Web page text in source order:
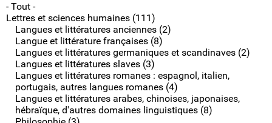
- Tout -
Lettres et sciences humaines (111)
Langues et littératures anciennes (2)
Langue et littérature françaises (8)
Langues et littératures germaniques et scandinaves (2)
Langues et littératures slaves (3)
Langues et littératures romanes : espagnol, italien,
portugais, autres langues romanes (4)
Langues et littératures arabes, chinoises, japonaises,
hébraïque, d'autres domaines linguistiques (8)